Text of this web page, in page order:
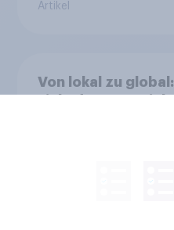
Artikel
Von lokal zu global: